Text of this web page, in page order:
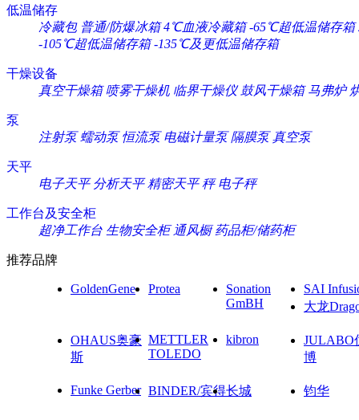
低温储存
冷藏包 普通/防爆冰箱 4℃血液冷藏箱 -65℃超低温储存箱
-105℃超低温储存箱 -135℃及更低温储存箱
干燥设备
真空干燥箱 喷雾干燥机 临界干燥仪 鼓风干燥箱 马弗炉
泵
注射泵 蠕动泵 恒流泵 电磁计量泵 隔膜泵 真空泵
天平
电子天平 分析天平 精密天平 秤 电子秤
工作台及安全柜
超净工作台 生物安全柜 通风橱 药品柜/储药柜
推荐品牌
GoldenGene Protea
Sonation
GmBH
SAI
大龙
OHAUS奥豪
斯
METTLER
TOLEDO
kibron
JULABO
博
Funke Gerber BINDER/宾得长城 钧华